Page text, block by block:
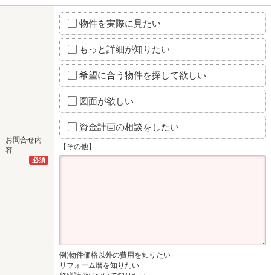
お問合せ内
容
必須
物件を実際に見たい
もっと詳細が知りたい
希望に合う物件を探して欲しい
図面が欲しい
資金計画の相談をしたい
【その他】
例)物件価格以外の費用を知りたい
リフォーム暦を知りたい